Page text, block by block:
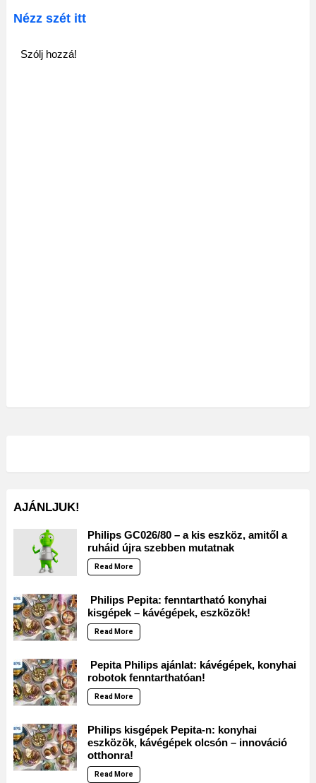
Nézz szét itt
Szólj hozzá!
AJÁNLJUK!
Philips GC026/80 – a kis eszköz, amitől a
ruháid újra szebben mutatnak
Read More
Philips Pepita: fenntartható konyhai
kisgépek – kávégépek, eszközök!
Read More
Pepita Philips ajánlat: kávégépek, konyhai
robotok fenntarthatóan!
Read More
Philips kisgépek Pepita-n: konyhai
eszközök, kávégépek olcsón – innováció
otthonra!
Read More